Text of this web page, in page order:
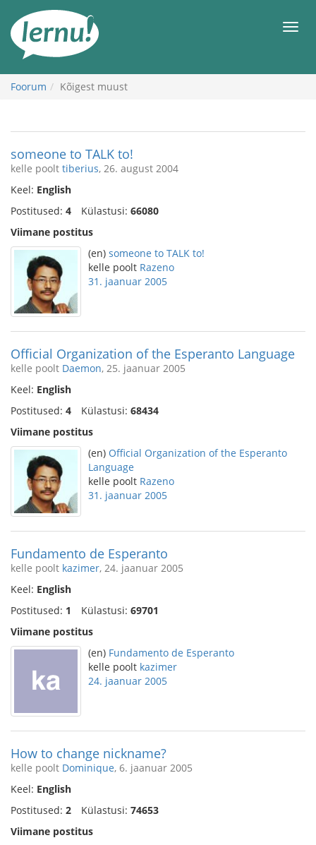
juurde
Foorum Kõigest muust
someone to TALK to!
kelle poolt tiberius, 26. august 2004
Keel: English
Postitused: 4 Külastusi: 66080
Viimane postitus
(en) someone to TALK to!
kelle poolt Razeno
31. jaanuar 2005
Official Organization of the Esperanto Language
kelle poolt Daemon, 25. jaanuar 2005
Keel: English
Postitused: 4 Külastusi: 68434
Viimane postitus
(en) Official Organization of the Esperanto
Language
kelle poolt Razeno
31. jaanuar 2005
Fundamento de Esperanto
kelle poolt kazimer, 24. jaanuar 2005
Keel: English
Postitused: 1 Külastusi: 69701
Viimane postitus
(en) Fundamento de Esperanto
kelle poolt kazimer
24. jaanuar 2005
How to change nickname?
kelle poolt Dominique, 6. jaanuar 2005
Keel: English
Postitused: 2 Külastusi: 74653
Viimane postitus